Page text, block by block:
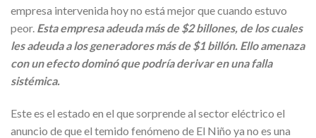
empresa intervenida hoy no está mejor que cuando estuvo
peor. Esta empresa adeuda más de $2 billones, de los cuales
les adeuda a los generadores más de $1 billón. Ello amenaza
con un efecto dominó que podría derivar en una falla
sistémica.
Este es el estado en el que sorprende al sector eléctrico el
anuncio de que el temido fenómeno de El Niño ya no es una